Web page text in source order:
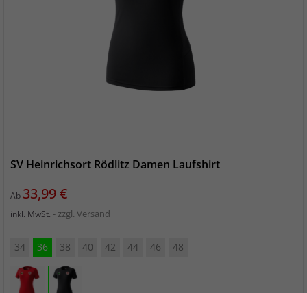
SV Heinrichsort Rödlitz Damen Laufshirt
Ab Preis
33,99 €
inkl. MwSt. zzgl. Versand
34 36 38 40 42 44 46 48